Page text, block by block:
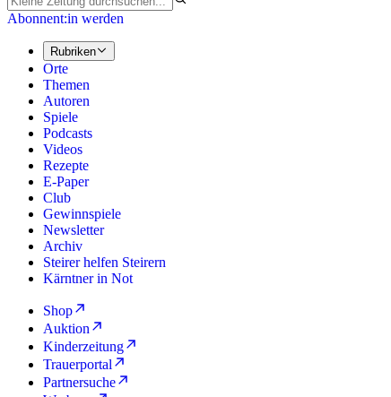
Abonnent:in werden
Rubriken
Orte
Themen
Autoren
Spiele
Podcasts
Videos
Rezepte
E-Paper
Club
Gewinnspiele
Newsletter
Archiv
Steirer helfen Steirern
Kärntner in Not
Shop
Auktion
Kinderzeitung
Trauerportal
Partnersuche